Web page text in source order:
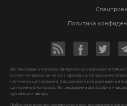
Политика
Использование материалов Vgorode.ua разрешается
систем гиперссылки на сайт vgorode.ua. Гиперссылка
частичного цитирования. Она должна быть размещена в
цитируемый материал. Использование фотографий и
vgorode.ua и автора.
Любое копирование, перепечатка и воспроизведение